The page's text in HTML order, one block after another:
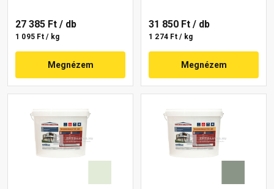
27 385 Ft / db
1 095 Ft / kg
Megnézem
31 850 Ft / db
1 274 Ft / kg
Megnézem